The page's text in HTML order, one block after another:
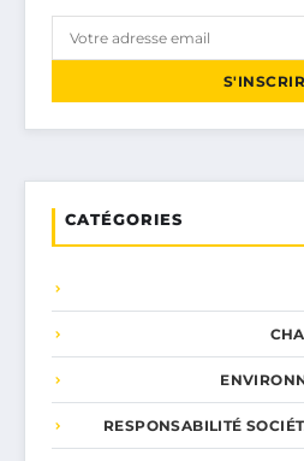
CATÉGORIES
RESPONSABILITÉ